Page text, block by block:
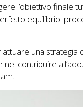
l’obiettivo finale
equilibrio:
una strategia
contribuire